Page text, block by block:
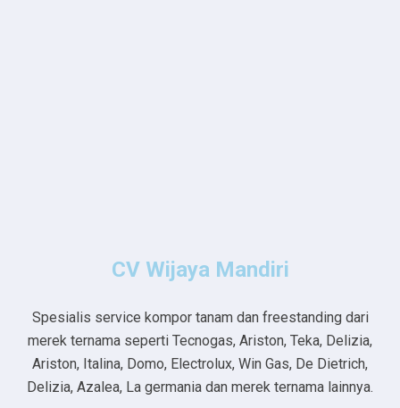
CV Wijaya Mandiri
Spesialis service kompor tanam dan freestanding dari
merek ternama seperti Tecnogas, Ariston, Teka, Delizia,
Ariston, Italina, Domo, Electrolux, Win Gas, De Dietrich,
Delizia, Azalea, La germania dan merek ternama lainnya.